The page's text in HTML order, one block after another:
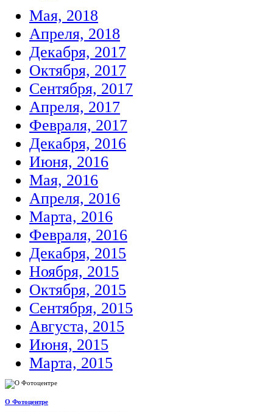
Мая, 2018
Апреля, 2018
Декабря, 2017
Октября, 2017
Сентября, 2017
Апреля, 2017
Февраля, 2017
Декабря, 2016
Июня, 2016
Мая, 2016
Апреля, 2016
Марта, 2016
Февраля, 2016
Декабря, 2015
Ноября, 2015
Октября, 2015
Сентября, 2015
Августа, 2015
Июня, 2015
Марта, 2015
О Фотоцентре